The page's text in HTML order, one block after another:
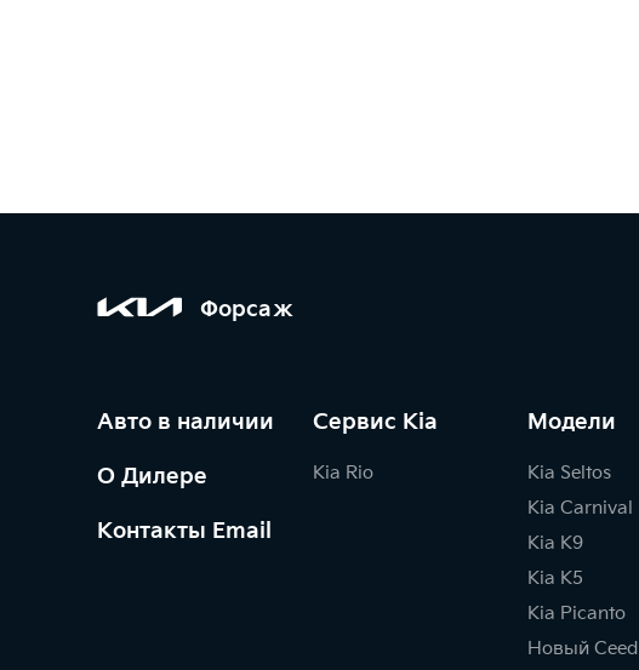
Форсаж
Авто в наличии
О Дилере
Контакты Email
Сервис Kia
Kia Rio
Модели
Kia Seltos
Kia Carnival
Kia K9
Kia K5
Kia Picanto
Новый Ceed